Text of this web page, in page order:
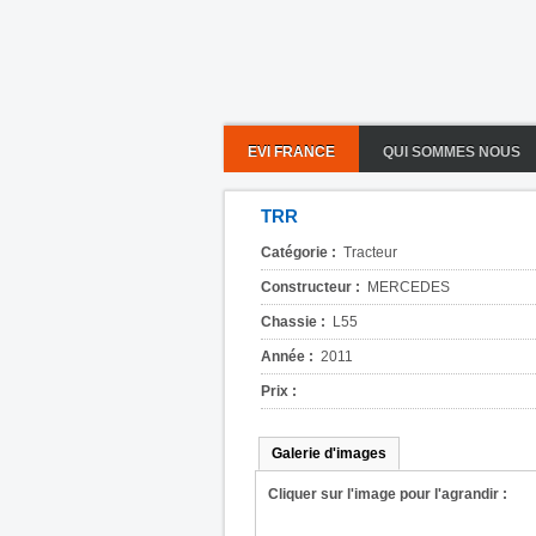
EVI FRANCE QUI SOMMES NOUS
TRR
Catégorie : Tracteur
Constructeur : MERCEDES
Chassie : L55
Année : 2011
Prix :
Galerie d'images
Cliquer sur l'image pour l'agrandir :